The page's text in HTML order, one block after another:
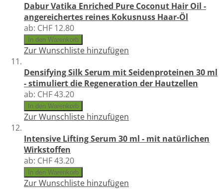
Dabur Vatika Enriched Pure Coconut Hair Oil -
angereichertes reines Kokusnuss Haar-Öl
ab: CHF 12.80
In den Warenkorb
Zur Wunschliste hinzufügen
Densifying Silk Serum mit Seidenproteinen 30 ml
- stimuliert die Regeneration der Hautzellen
ab: CHF 43.20
In den Warenkorb
Zur Wunschliste hinzufügen
Intensive Lifting Serum 30 ml - mit natürlichen
Wirkstoffen
ab: CHF 43.20
In den Warenkorb
Zur Wunschliste hinzufügen